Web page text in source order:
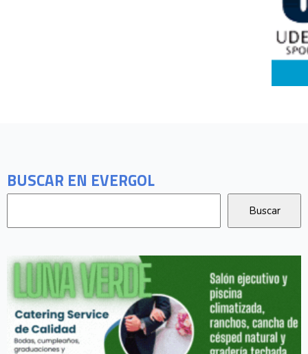
BUSCAR EN EVERGOL